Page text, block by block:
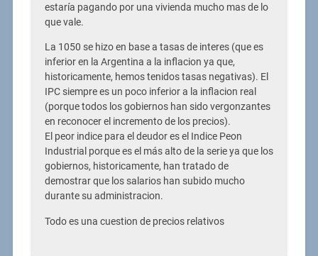
estaría pagando por una vivienda mucho mas de lo
que vale.
La 1050 se hizo en base a tasas de interes (que es
inferior en la Argentina a la inflacion ya que,
historicamente, hemos tenidos tasas negativas). El
IPC siempre es un poco inferior a la inflacion real
(porque todos los gobiernos han sido vergonzantes
en reconocer el incremento de los precios).
El peor indice para el deudor es el Indice Peon
Industrial porque es el más alto de la serie ya que los
gobiernos, historicamente, han tratado de
demostrar que los salarios han subido mucho
durante su administracion.
Todo es una cuestion de precios relativos